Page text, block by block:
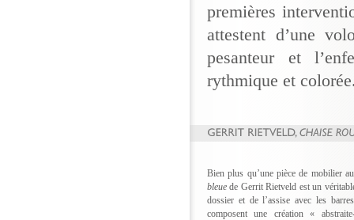
premières
attestent d’une
pesanteur et
rythmique et
Bien plus qu’une pièce de mobilier
bleue de Gerrit Rietveld est un
dossier et de l’assise avec les
composent une création «